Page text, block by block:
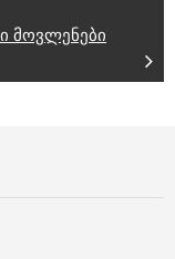
მოვლენები